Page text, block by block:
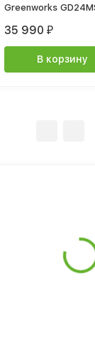
Greenworks
65х310мм,c 1х5
35 990 ₽
В корзину